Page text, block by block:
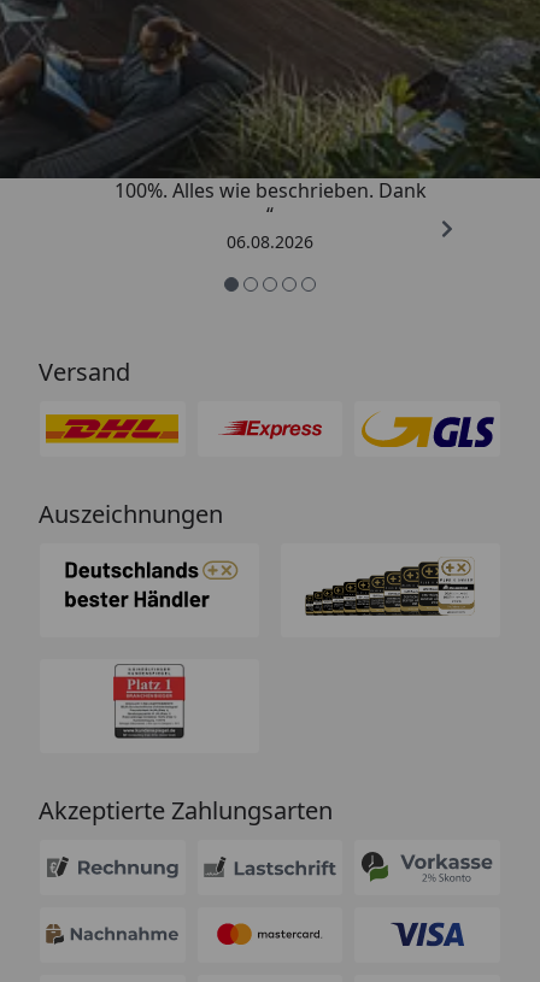
Trusted Shops
4,83/ 5
„Super schnell gelifert. Ware passt
100%. Alles wie beschrieben. Dank
“
06.08.2026
Versand
Auszeichnungen
Akzeptierte Zahlungsarten